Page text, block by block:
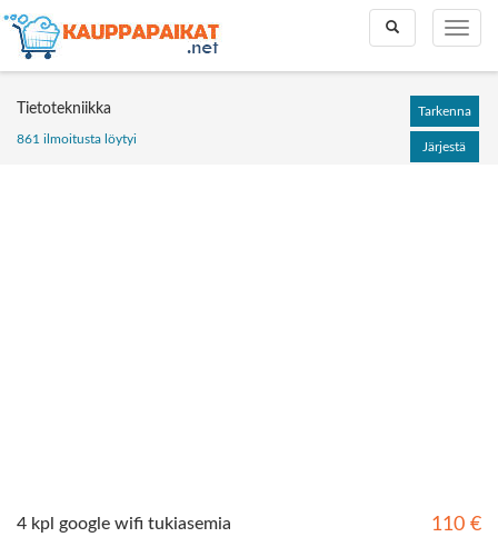
Toggle
Toggle
search
Tietotekniikka
861 ilmoitusta löytyi
Tarkenna
Järjestä
4 kpl google wifi tukiasemia 110 €